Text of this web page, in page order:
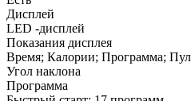
Дисплей
LED -дисплей
Показания дисплея
Время; Калории; Программа;
Угол наклона
Программа